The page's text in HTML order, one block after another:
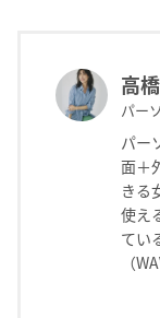
高
パー
パー
面＋
きる
使え
てい
（